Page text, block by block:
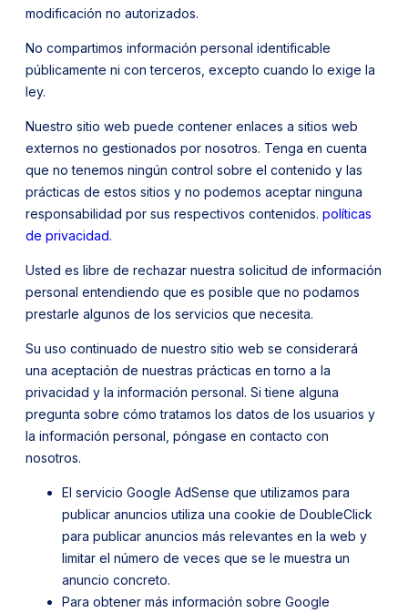
modificación no autorizados.
No compartimos información personal identificable
públicamente ni con terceros, excepto cuando lo exige la
ley.
Nuestro sitio web puede contener enlaces a sitios web
externos no gestionados por nosotros. Tenga en cuenta
que no tenemos ningún control sobre el contenido y las
prácticas de estos sitios y no podemos aceptar ninguna
responsabilidad por sus respectivos contenidos. políticas
de privacidad.
Usted es libre de rechazar nuestra solicitud de información
personal entendiendo que es posible que no podamos
prestarle algunos de los servicios que necesita.
Su uso continuado de nuestro sitio web se considerará
una aceptación de nuestras prácticas en torno a la
privacidad y la información personal. Si tiene alguna
pregunta sobre cómo tratamos los datos de los usuarios y
la información personal, póngase en contacto con
nosotros.
El servicio Google AdSense que utilizamos para
publicar anuncios utiliza una cookie de DoubleClick
para publicar anuncios más relevantes en la web y
limitar el número de veces que se le muestra un
anuncio concreto.
Para obtener más información sobre Google